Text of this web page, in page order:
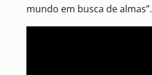
mundo em busca de almas”.